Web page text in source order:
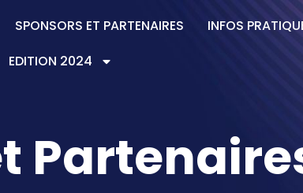
SPONSORS ET PARTENAIRES
INFOS
EDITION 2024